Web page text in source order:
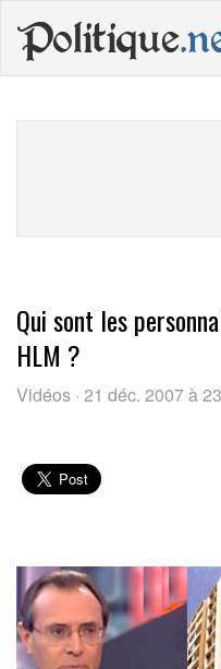
Politique
Qui sont les
HLM ?
Vidéos · 21 déc. 2007 à